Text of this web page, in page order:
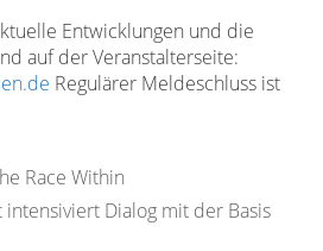
Entwicklungen und die
auf der Veranstalterseite:
Regulärer Meldeschluss ist
Race Within
Dialog mit der Basis